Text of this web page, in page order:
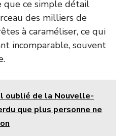
que ce simple détail
des milliers de
à caraméliser, ce qui
incomparable, souvent
oublié de la Nouvelle-
que plus personne ne